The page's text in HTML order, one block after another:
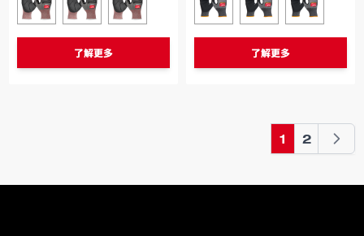
类似型号
48-73-876148-73-876248-73-8763
了解更多
类似型号
48-73-702148-73-7022
48-73-
了解更多
您当前正在阅读页
1 页面
2